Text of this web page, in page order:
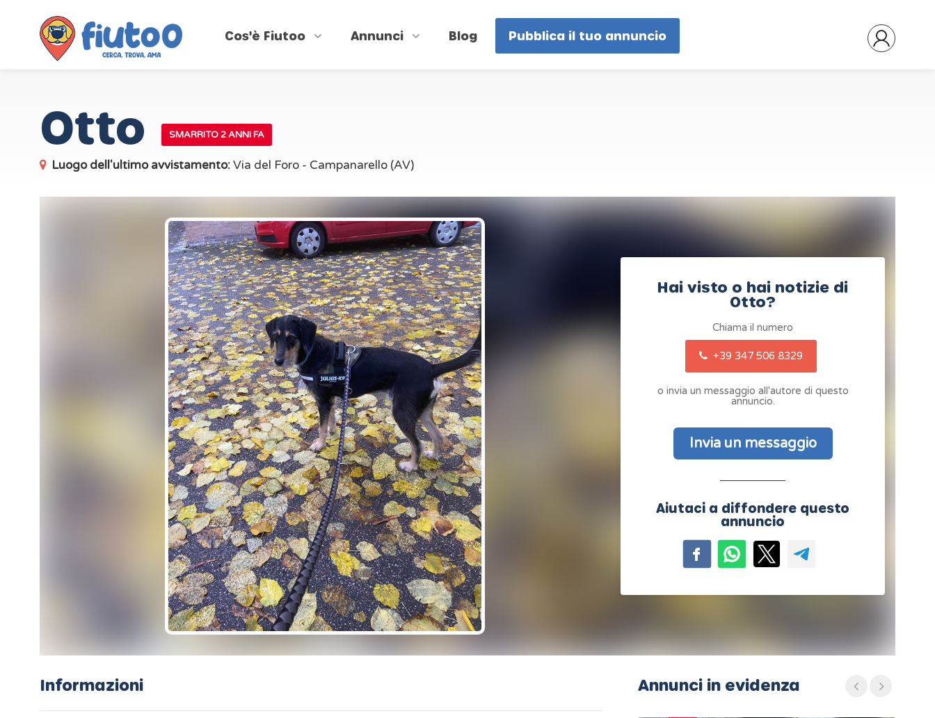
Cos'è Fiutoo Annunci Blog Pubblica il tuo annuncio
Otto SMARRITO 2 ANNI FA
Luogo dell'ultimo avvistamento:Via del Foro - Campanarello (AV)
Hai visto o hai notizie di
Otto?
Chiama il numero
+39 347 506 8329
o invia un messaggio all'autore di questo
annuncio.
Invia un messaggio
Aiutaci a diffondere questo
annuncio
Informazioni Annunci in evidenza